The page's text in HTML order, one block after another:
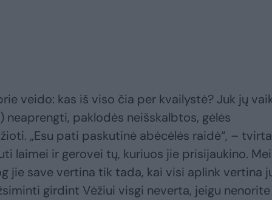
veido: kas iš viso čia per kvailystė? Juk jų
paklodės neišskalbtos, gėlės
„Esu pati paskutinė abėcėlės raidė“, –
laimei ir gerovei tų, kuriuos jie prisijaukino.
jie save vertina tik tada, kai visi aplink vertina
girdint Vėžiui visgi neverta, jeigu nenorite